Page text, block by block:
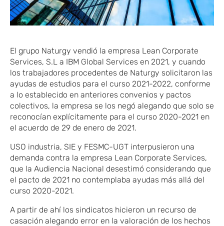
El grupo Naturgy vendió la empresa Lean Corporate
Services, S.L a IBM Global Services en 2021, y cuando
los trabajadores procedentes de Naturgy solicitaron las
ayudas de estudios para el curso 2021-2022, conforme
a lo establecido en anteriores convenios y pactos
colectivos, la empresa se los negó alegando que solo se
reconocían explícitamente para el curso 2020-2021 en
el acuerdo de 29 de enero de 2021.
USO industria, SIE y FESMC-UGT interpusieron una
demanda contra la empresa Lean Corporate Services,
que la Audiencia Nacional desestimó considerando que
el pacto de 2021 no contemplaba ayudas más allá del
curso 2020-2021.
A partir de ahí los sindicatos hicieron un recurso de
casación alegando error en la valoración de los hechos